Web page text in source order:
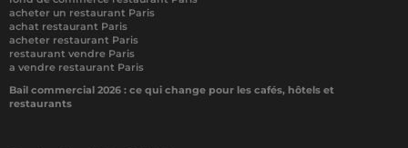
acheter un restaurant Paris
achat restaurant Paris
acheter restaurant Paris
restaurant vendre Paris
a vendre restaurant Paris
Bail commercial 2026 : ce qui change pour les cafés, hôtels et
restaurants